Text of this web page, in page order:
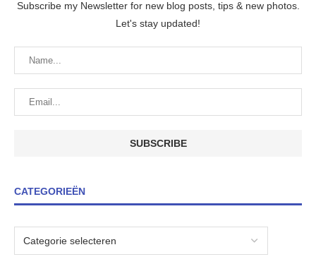
Subscribe my Newsletter for new blog posts, tips & new photos.
Let's stay updated!
CATEGORIEËN